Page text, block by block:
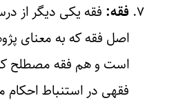
فقه: فقه یکی دیگر از
اصل فقه که به معنای
است و هم فقه مصطلح
فقهی در استنباط